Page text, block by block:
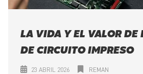
LA VIDA Y EL VALOR DE
DE CIRCUITO IMPRESO
23 ABRIL 2026
REMAN